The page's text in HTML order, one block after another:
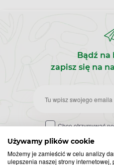
Używamy plików cookie
Możemy je zamieścić w celu analizy
ulepszenia naszej strony
Bądź na
zapisz się na
Zapisz
do
newslettera
Chcę otrzymywać